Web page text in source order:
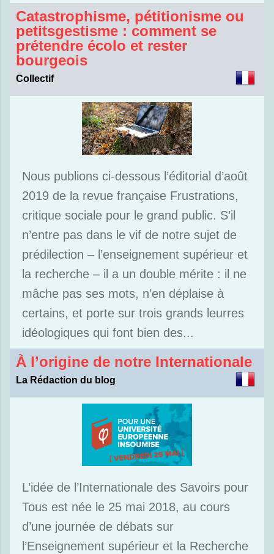
Catastrophisme, pétitionisme ou
petitsgestisme : comment se
prétendre écolo et rester
bourgeois
Collectif
Nous publions ci-dessous l’éditorial d’août
2019 de la revue française Frustrations,
critique sociale pour le grand public. S’il
n’entre pas dans le vif de notre sujet de
prédilection – l’enseignement supérieur et
la recherche – il a un double mérite : il ne
mâche pas ses mots, n’en déplaise à
certains, et porte sur trois grands leurres
idéologiques qui font bien des...
À l’origine de notre Internationale
La Rédaction du blog
L’idée de l’Internationale des Savoirs pour
Tous est née le 25 mai 2018, au cours
d’une journée de débats sur
l’Enseignement supérieur et la Recherche